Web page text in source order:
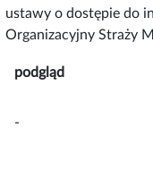
ustawy o dostępie do
Organizacyjny Straży
podgląd
-